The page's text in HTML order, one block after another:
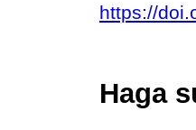
https://
Haga